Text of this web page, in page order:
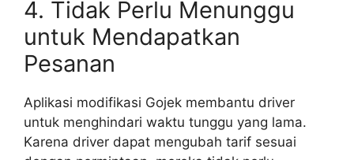
4. Tidak Perlu Menunggu
untuk Mendapatkan
Pesanan
Aplikasi modifikasi Gojek membantu driver
untuk menghindari waktu tunggu yang lama.
Karena driver dapat mengubah tarif sesuai